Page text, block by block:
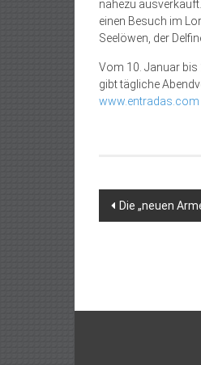
nahezu
einen Besuch im
Seelöwen, der
Vom 10. Januar bis
gibt tägliche
www.entradas.com
Die „neuen